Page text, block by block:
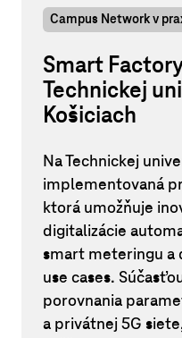
Campus Network v
Smart
Technickej
Košiciach
Na Technickej
implementovaná
ktorá umožňuje
digitalizácie
smart meteringu a
use cases.
porovnania
a privátnej 5G